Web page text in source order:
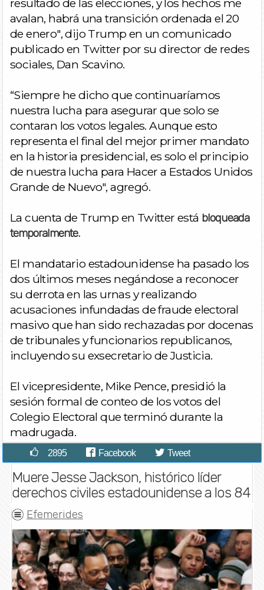
resultado de las elecciones, y los hechos me
avalan, habrá una transición ordenada el 20
de enero", dijo Trump en un comunicado
publicado en Twitter por su director de redes
sociales, Dan Scavino.
“Siempre he dicho que continuaríamos
nuestra lucha para asegurar que solo se
contaran los votos legales. Aunque esto
representa el final del mejor primer mandato
en la historia presidencial, es solo el principio
de nuestra lucha para Hacer a Estados Unidos
Grande de Nuevo", agregó.
La cuenta de Trump en Twitter está bloqueada
temporalmente.
El mandatario estadounidense ha pasado los
dos últimos meses negándose a reconocer
su derrota en las urnas y realizando
acusaciones infundadas de fraude electoral
masivo que han sido rechazadas por docenas
de tribunales y funcionarios republicanos,
incluyendo su exsecretario de Justicia.
El vicepresidente, Mike Pence, presidió la
sesión formal de conteo de los votos del
Colegio Electoral que terminó durante la
madrugada.
2895 Facebook Tweet
Muere Jesse Jackson, histórico líder
derechos civiles estadounidense a los 84
Efemerides